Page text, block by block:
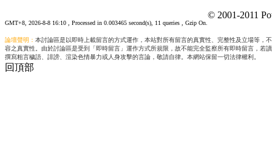
GMT+8, 2026-8-8 16:10 , Processed in 0.003465 second(s), 11 queries , Gzip On.
© 2001-2011
論壇聲明： 本討論區是以即時上載留言的方式運作，本站對所有留言的真實性、完整性及立場等
容之真實性。由於討論區是受到「即時留言」運作方式所規限，故不能完全監察所有即時留言，
撰寫粗言穢語、誹謗、渲染色情暴力或人身攻擊的言論，敬請自律。本網站保留一切法律權利。
回頂部